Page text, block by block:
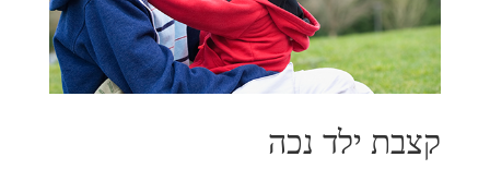
קצבת ילד נכה